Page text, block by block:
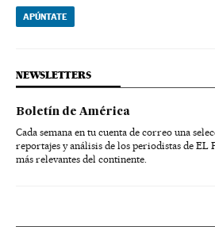
APÚNTATE
NEWSLETTERS
Boletín de América
Cada semana en tu cuenta de correo una
reportajes y análisis de los periodistas de EL
más relevantes del continente.